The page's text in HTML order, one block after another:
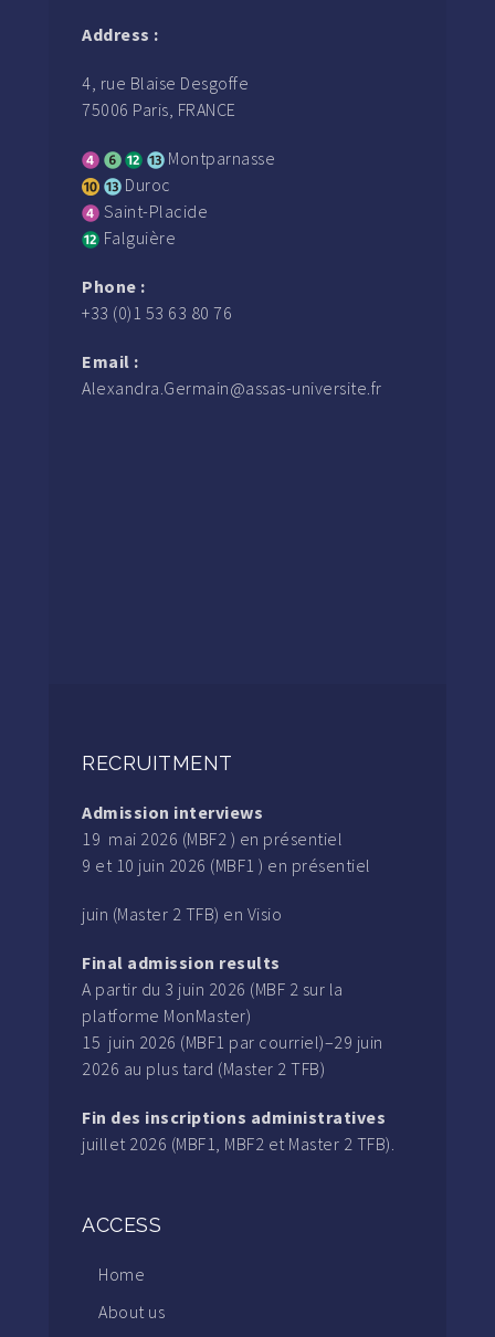
Address :
4, rue Blaise Desgoffe
75006 Paris, FRANCE
Montparnasse
Duroc
Saint-Placide
Falguière
Phone :
+33 (0)1 53 63 80 76
Email :
Alexandra.Germain@assas-universite.fr
RECRUITMENT
Admission interviews
19 mai 2026 (MBF2 ) en présentiel
9 et 10 juin 2026 (MBF1 ) en présentiel
juin (Master 2 TFB) en Visio
Final admission results
A partir du 3 juin 2026 (MBF 2 sur la
platforme MonMaster)
15 juin 2026 (MBF1 par courriel)–29 juin
2026 au plus tard (Master 2 TFB)
Fin des inscriptions administratives
juillet 2026 (MBF1, MBF2 et Master 2 TFB).
ACCESS
Home
About us